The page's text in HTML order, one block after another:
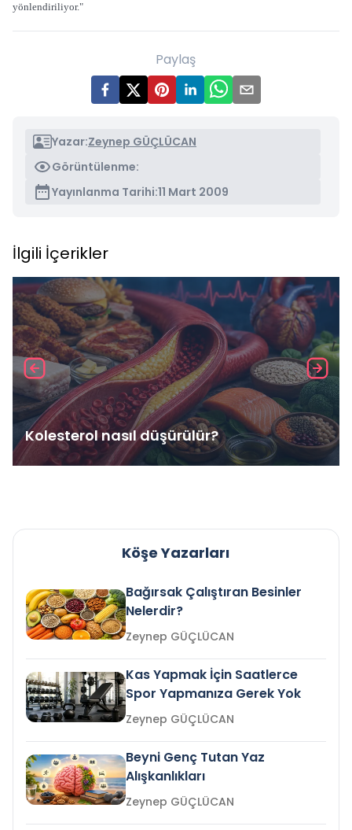
yönlendiriliyor."
Paylaş
Yazar:Zeynep GÜÇLÜCAN
Görüntülenme:
Yayınlanma Tarihi:11 Mart 2009
İlgili İçerikler
Kolesterol nasıl düşürülür?
Köşe Yazarları
Bağırsak Çalıştıran Besinler
Nelerdir?
Zeynep GÜÇLÜCAN
Kas Yapmak İçin Saatlerce
Spor Yapmanıza Gerek Yok
Zeynep GÜÇLÜCAN
Beyni Genç Tutan Yaz
Alışkanlıkları
Zeynep GÜÇLÜCAN